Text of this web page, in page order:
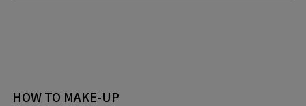
HOW TO MAKE-UP